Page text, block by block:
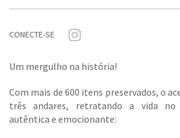
CONECTE-SE
Um mergulho na história!
Com mais de 600 itens preservados, o
três andares, retratando a vida
autêntica e emocionante: